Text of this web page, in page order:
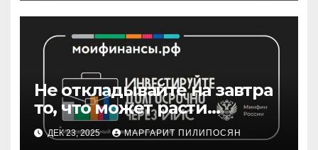
Не откладывайте на завтра
то, что может расти
сегодня.
ДЕК 23, 2025 МАРГАРИТ ПИЛИПОСЯН